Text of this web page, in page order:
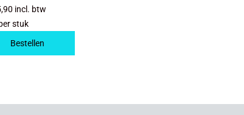
incl. btw
stuk
Bestellen